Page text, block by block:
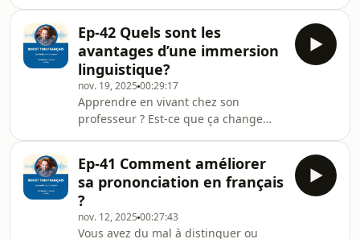
thématiques abordées (valeurs de la
Répub
du TDAH — ce trouble qui rend
l’attention un peu chaotique, mais
aussi très créative. Marion, prof de
FLE et elle-même diagnostiquée
TDAH, partage avec humour et
sincérité son expérience
d’apprentissage et d’enseignement.On
parle de motivation, de proc
Ep-42 Quels sont les
avantages d’une immersion
linguistique?
nov. 19, 2025 00:29:17
Apprendre en vivant chez son
professeur ? Est-ce que ça change
d’apprentissage unique : les séjours
linguistiques immersifs. Pascal,
professeur de FLE depuis plus de 30
ans, nous raconte son parcours, ses
Ep-41 Comment améliorer
sa prononciation en français
?
nov. 12, 2025 00:27:43
Vous avez du mal à distinguer ou